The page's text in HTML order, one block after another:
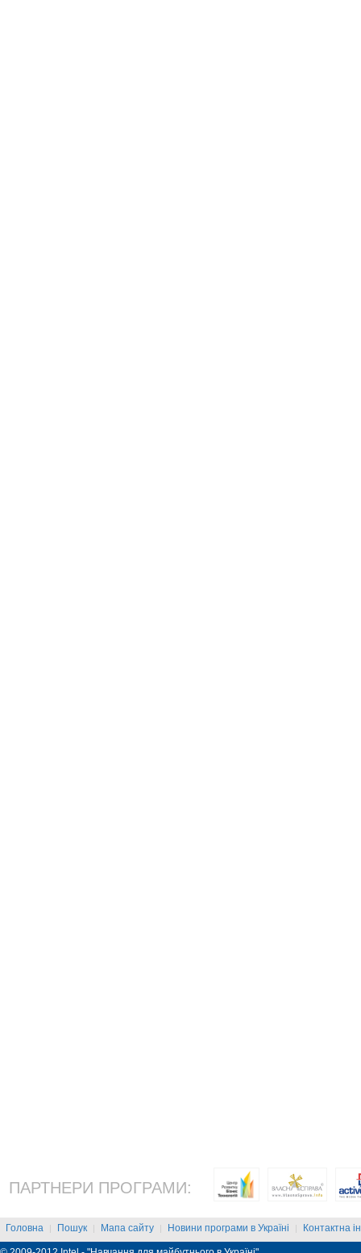
ПАРТНЕРИ ПРОГРАМИ:
Головна | Пошук | Мапа сайту | Новини програми в Україні | Контактна